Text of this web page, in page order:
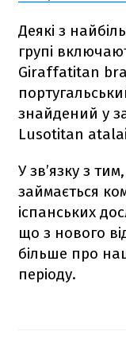
Деякі з
групі
Giraffatitan
знайдений у
Lusotitan
У зв’язку з
займається
іспанських
що з нового
більше про
періоду.